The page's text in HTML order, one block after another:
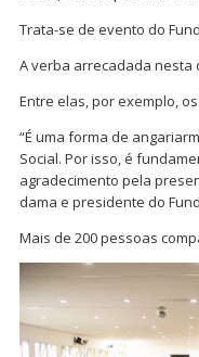
Trata-se de evento do
A verba arrecadada nesta
Entre elas, por exemplo,
“É uma forma de
Social. Por isso, é
agradecimento pela
dama e presidente do
Mais de 200 pessoas